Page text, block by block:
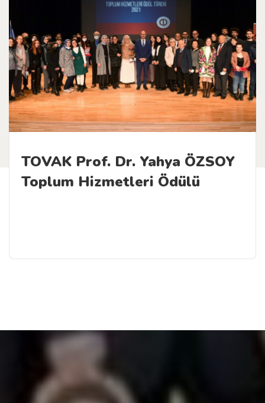
TOVAK Prof. Dr. Yahya ÖZSOY
Toplum Hizmetleri Ödülü